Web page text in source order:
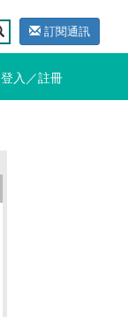
訂閱通訊
登入／註冊